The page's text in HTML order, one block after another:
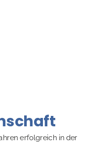
erfolgreich in der